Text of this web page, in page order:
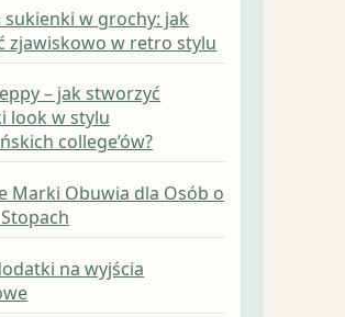
sukienki w grochy: jak
zjawiskowo w retro stylu
– jak stworzyć
look w stylu
college’ów?
Marki Obuwia dla Osób o
na wyjścia